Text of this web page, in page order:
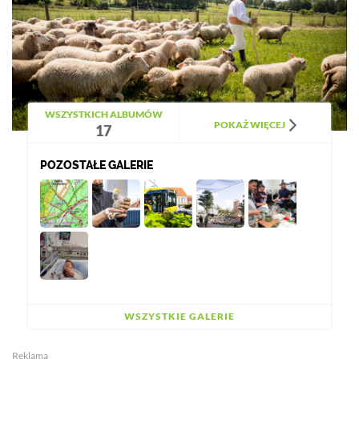
WSZYSTKICH ALBUMÓW
17 POKAŻ WIĘCEJ
POZOSTAŁE GALERIE
WSZYSTKIE GALERIE
Reklama